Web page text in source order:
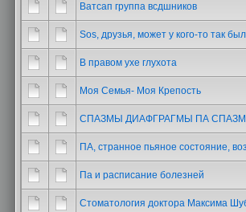
Ватсап группа всдшников
Sos, друзья, может у кого-то так
В правом ухе глухота
Моя Семья- Моя Крепость
СПАЗМЫ ДИАФГРАГМЫ ПА
ПА, странное пьяное состояние,
Па и расписание болезней
Стоматология доктора Максима